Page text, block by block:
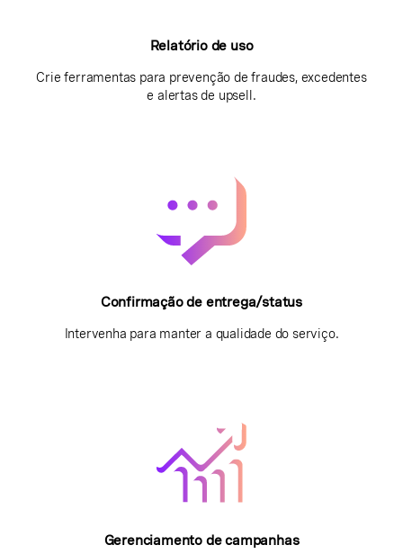
Relatório de uso
Crie ferramentas para prevenção de fraudes, excedentes
e alertas de upsell.
Confirmação de entrega/status
Intervenha para manter a qualidade do serviço.
Gerenciamento de campanhas